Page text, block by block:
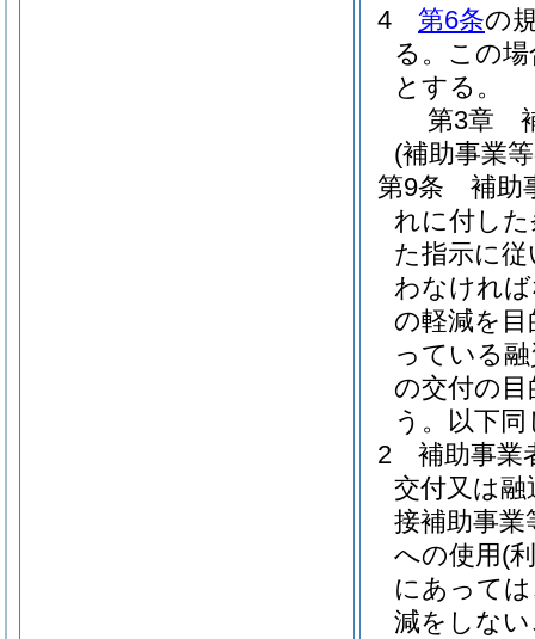
4
第6条の
る。 この
とする。
第3章
(補助事業
第9条
補助
れに付し
た指示に
わなけれ
の軽減を
っている
の交付の
う。以下同
2
補助事業
交付又は
接補助事
への使用 (
にあって
減をしな